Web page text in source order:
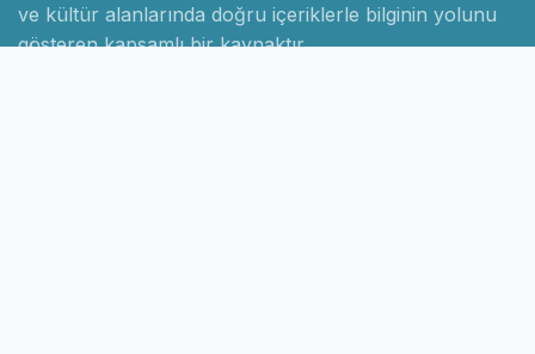
ve kültür alanlarında doğru içeriklerle bilginin yolunu
gösteren kapsamlı bir kaynaktır.